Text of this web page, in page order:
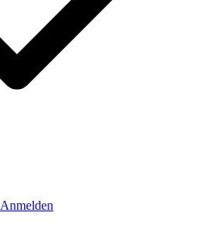
Anmelden